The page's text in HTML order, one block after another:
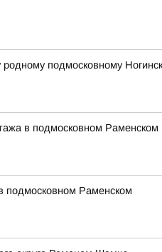
подмосковному
в подмосковном Раменском
подмосковном Раменском